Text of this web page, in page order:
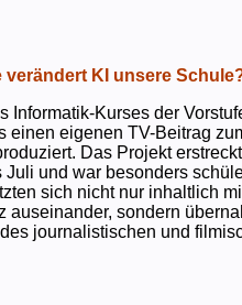
verändert KI unsere
Informatik-Kurses der
einen eigenen TV-Beitrag
Das Projekt
Juli und war besonders
sich nicht nur inhaltlich
auseinander, sondern
journalistischen und